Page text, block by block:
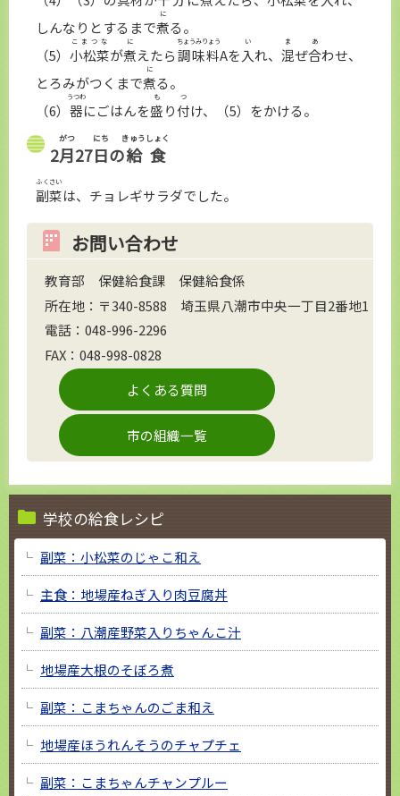
しんなりとするまで煮
に
る。
（5） 小松菜
こまつな
が煮
に
えたら調味料
ちょうみりょう
Aを 入
い
れ、 混
ま
ぜ合
あ
わせ、
とろみがつくまで煮
に
る。
（6） 器
うつわ
にごはんを盛
も
り付
つ
け、（5）をかける。
2月
がつ
27日
にち
の給食
きゅうしょく
副菜
ふくさい
は、チョレギサラダでした。
お問い合わせ
教育部 保健給食課 保健給食係
所在地：〒340-8588 埼玉県八潮市中央一丁目2番地1
電話：048-996-2296
FAX：048-998-0828
よくある質問
市の組織一覧
学校の給食レシピ
副菜：小松菜のじゃこ和え
主食：地場産ねぎ入り肉豆腐丼
副菜：八潮産野菜入りちゃんこ汁
地場産大根のそぼろ煮
副菜：こまちゃんのごま和え
地場産ほうれんそうのチャプチェ
副菜：こまちゃんチャンプルー